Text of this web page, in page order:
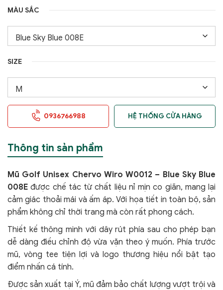
MÀU SẮC
SIZE
0936766988 HỆ THỐNG CỬA HÀNG
Thông tin sản phẩm
Mũ Golf Unisex Chervo Wiro W0012 – Blue Sky Blue
008E được chế tác từ chất liệu nỉ mịn co giãn, mang lại
cảm giác thoải mái và ấm áp. Với họa tiết in toàn bộ, sản
phẩm không chỉ thời trang mà còn rất phong cách.
Thiết kế thông minh với dây rút phía sau cho phép bạn
dễ dàng điều chỉnh độ vừa vặn theo ý muốn. Phía trước
mũ, vòng tee tiện lợi và logo thương hiệu nổi bật tạo
điểm nhấn cá tính.
Được sản xuất tại Ý, mũ đảm bảo chất lượng vượt trội và